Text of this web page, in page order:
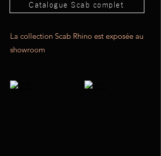
Catalogue Scab complet
La collection Scab Rhino est exposée au
showroom